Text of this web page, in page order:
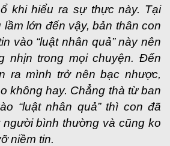
khi hiểu ra sự thực này. Tại
lớn đến vậy, bản thân con
vào “luật nhân quả” này nên
nhịn trong mọi chuyện. Đến
ra mình trở nên bạc nhược,
không hay. Chẳng thà từ ban
“luật nhân quả” thì con đã
bình thường và cũng ko
niềm tin.